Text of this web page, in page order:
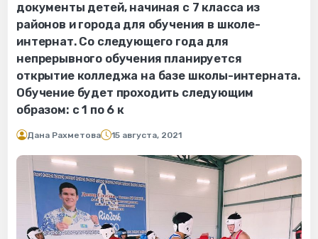
документы детей, начиная с 7 класса из
районов и города для обучения в школе-
интернат. Со следующего года для
непрерывного обучения планируется
открытие колледжа на базе школы-интерната.
Обучение будет проходить следующим
образом: с 1 по 6 к
Дана Рахметова 15 августа, 2021